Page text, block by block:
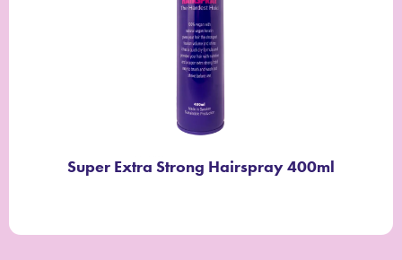
Super Extra Strong Hairspray 400ml